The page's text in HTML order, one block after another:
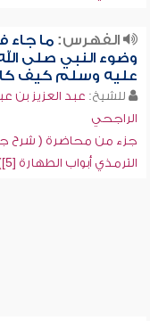
الفهرس:ما جاء
وضوء النبي صلى
عليه وسلم كيف
للشيخ: عبد العزيز بن
الراجحي
جزء من محاضرة ( شرح
الترمذي أبواب الطهارة [5])